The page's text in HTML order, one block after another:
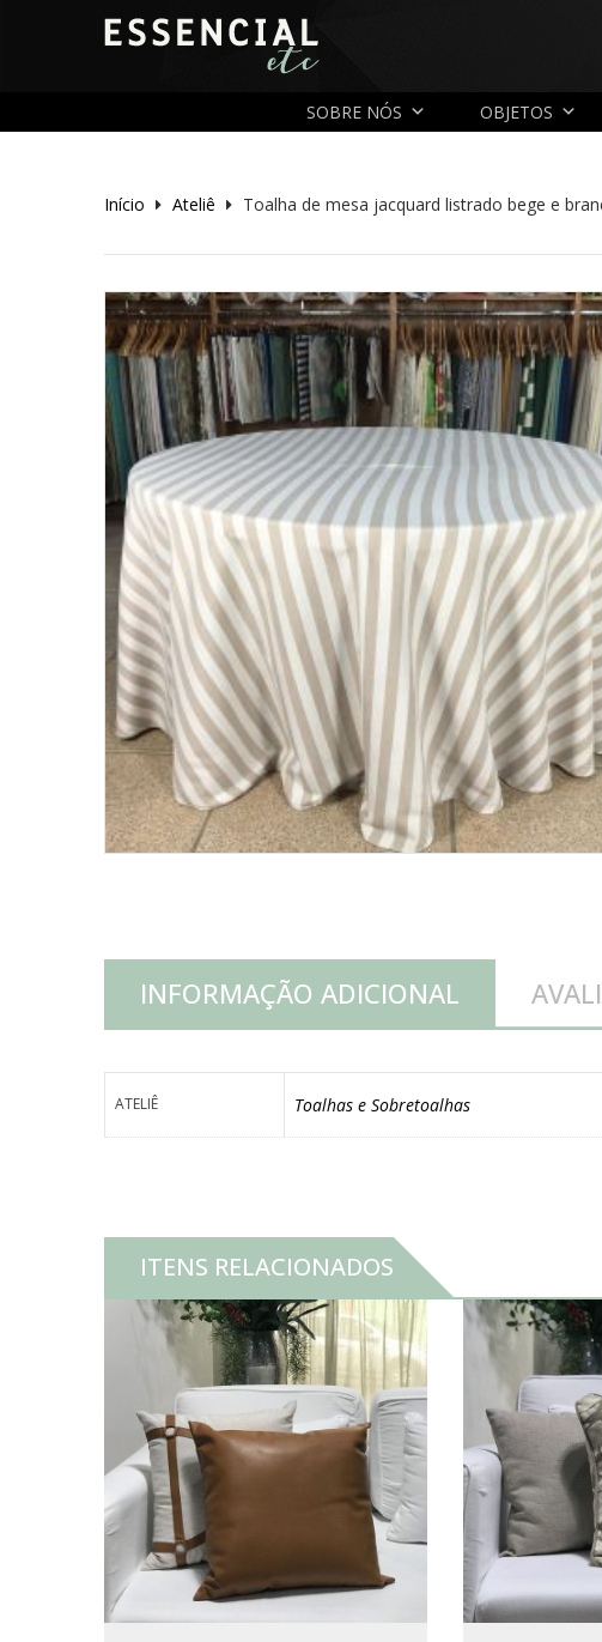
SOBRE NÓS OBJETOS
Início Ateliê Toalha de mesa jacquard listrado bege e
INFORMAÇÃO ADICIONAL
ATELIÊ Toalhas e Sobretoalhas
ITENS RELACIONADOS